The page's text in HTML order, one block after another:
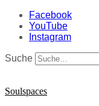
Facebook
YouTube
Instagram
Suche
Soulspaces